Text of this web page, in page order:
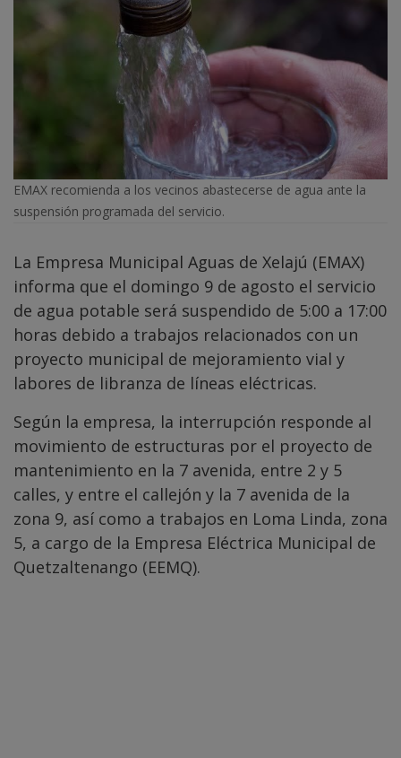
EMAX recomienda a los vecinos abastecerse de agua ante la
suspensión programada del servicio.
La Empresa Municipal Aguas de Xelajú (EMAX)
informa que el domingo 9 de agosto el servicio
de agua potable será suspendido de 5:00 a 17:00
horas debido a trabajos relacionados con un
proyecto municipal de mejoramiento vial y
labores de libranza de líneas eléctricas.
Según la empresa, la interrupción responde al
movimiento de estructuras por el proyecto de
mantenimiento en la 7 avenida, entre 2 y 5
calles, y entre el callejón y la 7 avenida de la
zona 9, así como a trabajos en Loma Linda, zona
5, a cargo de la Empresa Eléctrica Municipal de
Quetzaltenango (EEMQ).